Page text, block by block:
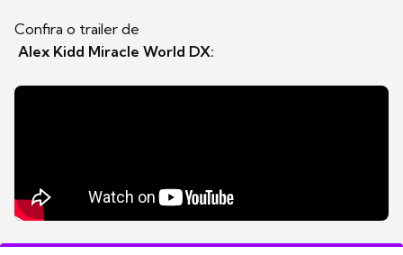
Confira o trailer de
Alex Kidd Miracle World DX: